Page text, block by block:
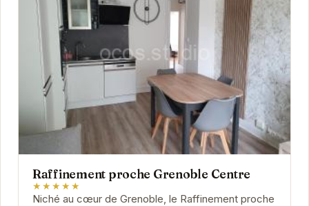
Raffinement proche Grenoble Centre
★★★★★
Niché au cœur de Grenoble, le Raffinement proche